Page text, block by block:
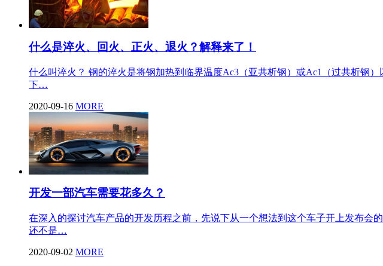
什么是淬火、回火、正火、退火？解释来了！
什么叫淬火？ 钢的淬火是将钢加热到临界温度Ac3（亚共析钢）或Ac1（过共析钢
下…
2020-09-16 MORE
开发一部汽车需要花多久？
在深入的探讨汽车产品的开发历程之前，先说下从一个想法到这个车子开上发布
还不是…
2020-09-02 MORE